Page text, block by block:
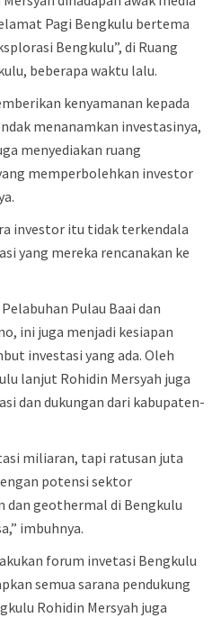
Pagi Bengkulu bertema
Bengkulu”, di Ruang
beberapa waktu lalu.
kenyamanan kepada
menanamkan investasinya,
menyediakan ruang
memperbolehkan investor
investor itu tidak terkendala
yang mereka rencanakan ke
Pulau Baai dan
ini juga menjadi kesiapan
investasi yang ada. Oleh
lanjut Rohidin Mersyah juga
dan dukungan dari kabupaten-
miliaran, tapi ratusan juta
potensi sektor
dan geothermal di Bengkulu
imbuhnya.
forum invetasi Bengkulu
semua sarana pendukung
Rohidin Mersyah juga